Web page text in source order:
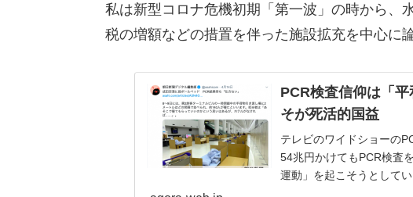
私は新型コロナ危機初期「第一波」の時から、
税の増額などの措置を伴った施設拡充を中心に
PCR検査信仰は「
そが死活的国益
テレビのワイドショーの
54兆円かけてもPCR検査
運動」を起こそうとして